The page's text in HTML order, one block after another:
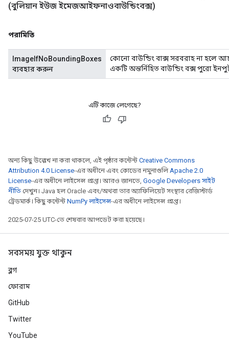
(বুলিয়ান ইউজ ইমেজআইফনাওবাউন্ডিংবক্স)
পরামিতি
ImageIfNoBoundingBoxes
ব্যবহার করুন
কোনো বাউন্ডিং বাক্স সরবরাহ না হলে
একটি অন্তর্নিহিত বাউন্ডিং বক্স পুরো
এটি কাজে লেগেছে?
অন্য কিছু উল্লেখ না করা থাকলে, এই পৃষ্ঠার কন্টেন্ট Creative Commons
Attribution 4.0 License-এর অধীনে এবং কোডের নমুনাগুলিApache 2.0
License-এর অধীনে লাইসেন্স প্রাপ্ত। আরও জানতে, Google Developers সাইট
নীতি দেখুন। Java হল Oracle এবং/অথবা তার অ্যাফিলিয়েট সংস্থার রেজিস্টার্ড
ট্রেডমার্ক। কিছু কন্টেন্ট NumPy লাইসেন্স-এর অধীনে লাইসেন্স প্রাপ্ত।
2025-07-25 UTC-তে শেষবার আপডেট করা হয়েছে।
সবসময় যুক্ত থাকুন
ব্লগ
ফোরাম
GitHub
Twitter
YouTube